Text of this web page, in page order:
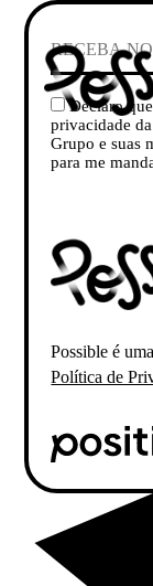
Declaro
privacidade
Grupo e suas
para me
Possible é
Política de